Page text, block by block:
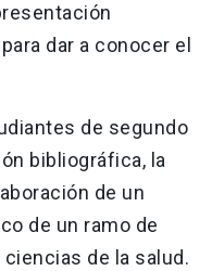
dar a conocer el
de segundo
bibliográfica, la
de un
de un ramo de
de la salud.